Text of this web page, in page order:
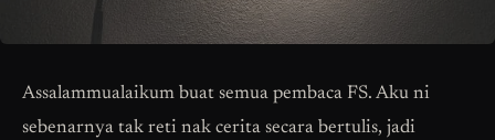
Assalammualaikum buat semua pembaca FS. Aku ni
sebenarnya tak reti nak cerita secara bertulis, jadi